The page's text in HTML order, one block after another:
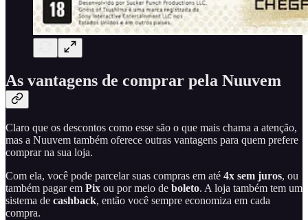
As vantagens de comprar pela Nuuvem
Claro que os descontos como esse são o que mais chama a atenção,
mas a Nuuvem também oferece outras vantagens para quem prefere
comprar na sua loja.
Com ela, você pode parcelar suas compras em até 4x sem juros, ou
também pagar em Pix ou por meio de boleto. A loja também tem um
sistema de cashback, então você sempre economiza em cada
compra.